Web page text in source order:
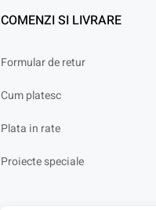
COMENZI SI LIVRARE
Formular de retur
Cum platesc
Plata in rate
Proiecte speciale